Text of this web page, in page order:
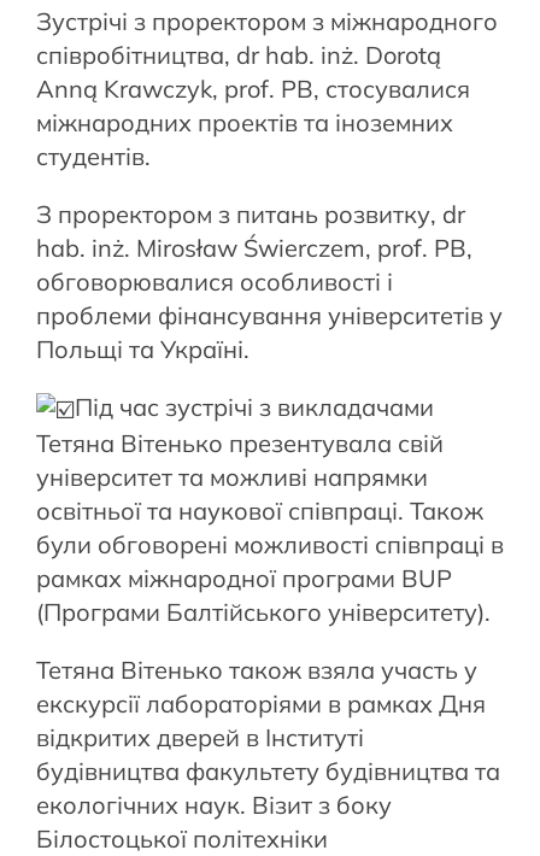
Зустрічі з проректором з міжнародного
співробітництва, dr hab. inż. Dorotą
Anną Krawczyk, prof. PB, стосувалися
міжнародних проектів та іноземних
студентів.
З проректором з питань розвитку, dr
hab. inż. Mirosław Świerczem, prof. PB,
обговорювалися особливості і
проблеми фінансування університетів у
Польщі та Україні.
Під час зустрічі з викладачами
Тетяна Вітенько презентувала свій
університет та можливі напрямки
освітньої та наукової співпраці. Також
були обговорені можливості співпраці в
рамках міжнародної програми BUP
(Програми Балтійського університету).
Тетяна Вітенько також взяла участь у
екскурсії лабораторіями в рамках Дня
відкритих дверей в Інституті
будівництва факультету будівництва та
екологічних наук. Візит з боку
Білостоцької політехніки